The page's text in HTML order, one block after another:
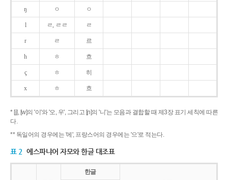
ŋ ㅇ ㅇ
l ㄹ, ㄹㄹ ㄹ
r ㄹ 르
h ㅎ 흐
ç ㅎ 히
x ㅎ 흐
* [j], [w]의 '이'와 '오, 우', 그리고 [ɲ]의 '니'는 모음과 결합할 때 제3장 표기 세칙에 따른
다.
** 독일어의 경우에는 '에', 프랑스어의 경우에는 '으'로 적는다.
표 2 에스파냐어 자모와 한글 대조표
한글